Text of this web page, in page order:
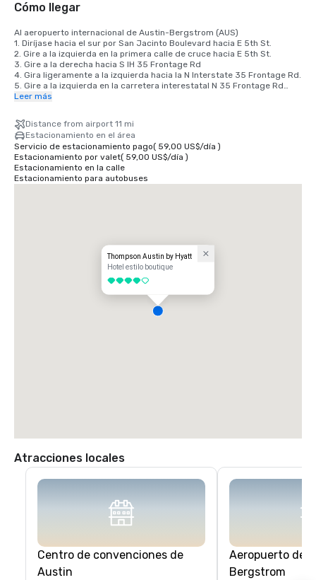
Cómo llegar
Al aeropuerto internacional de Austin-Bergstrom (AUS)
1. Diríjase hacia el sur por San Jacinto Boulevard hacia E 5th St.
2. Gire a la izquierda en la primera calle de cruce hacia E 5th St.
3. Gire a la derecha hacia S IH 35 Frontage Rd
4. Gira ligeramente a la izquierda hacia la N Interstate 35 Frontage Rd.
5. Gire a la izquierda en la carretera interestatal N 35 Frontage Rd
6. Gire a la derecha después de Wendy's (a la derecha)
N
8. Incorpórese a la US-183 S/Ed Bluestein Blvd
9. Tome la rampa de la izquierda hacia Bastrop Hwy
10. Manténgase a la izquierda para continuar hacia la TX-71 E
11. Manténgase a la izquierda en la bifurcación e incorpórese a la TX-71
E
12. Tome la salida a Spirit of Texas Dr.
Leer más
Distance from airport 11 mi
Estacionamiento en el área
Servicio de estacionamiento pago( 59,00 US$/día )
Estacionamiento por valet( 59,00 US$/día )
Estacionamiento en la calle
Estacionamiento para autobuses
Thompson Austin by Hyatt
Hotel estilo boutique
4 de 5
Atracciones locales
Centro de convenciones de
Austin
Aeropuerto de
Bergstrom